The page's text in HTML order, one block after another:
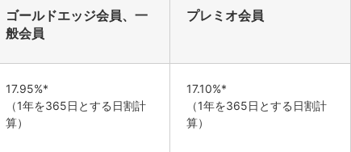
ゴールドエッジ会員、一
般会員
プレミオ会員
17.95%*
（1年を365日とする日割計
算）
17.10%*
（1年を365日とする日割計
算）